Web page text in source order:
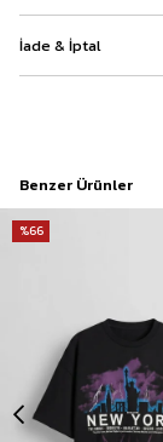
İade & İptal
Benzer Ürünler
%66